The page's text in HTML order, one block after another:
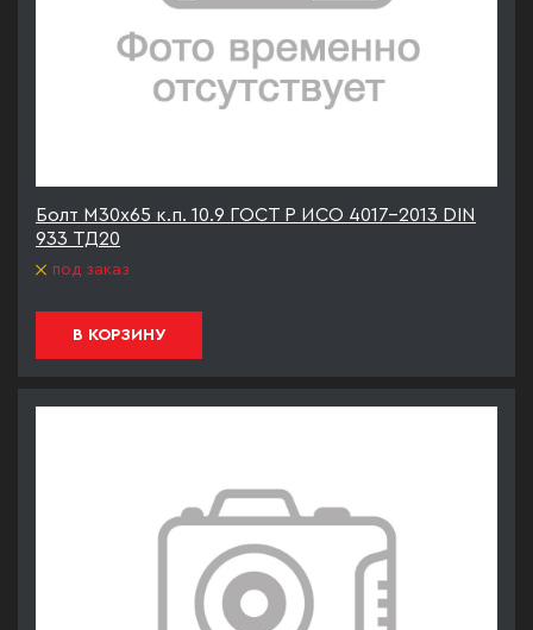
Болт М30х65 к.п. 10.9 ГОСТ Р ИСО 4017-2013 DIN
933 ТД20
под заказ
В КОРЗИНУ